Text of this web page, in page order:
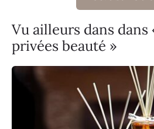
Vu ailleurs dans dans
privées beauté »